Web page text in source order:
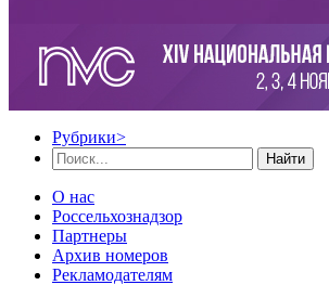
Рубрики>
Найти
О нас
Россельхознадзор
Партнеры
Архив номеров
Рекламодателям